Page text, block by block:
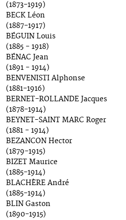
(1873-1919)
BECK Léon
(1887-1917)
BÉGUIN Louis
(1885 - 1918)
BÉNAC Jean
(1891 - 1914)
BENVENISTI Alphonse
(1881-1916)
BERNET-ROLLANDE Jacques
(1878-1914)
BEYNET-SAINT MARC Roger
(1881 - 1914)
BEZANCON Hector
(1879-1915)
BIZET Maurice
(1885-1914)
BLACHÈRE André
(1885-1914)
BLIN Gaston
(1890-1915)